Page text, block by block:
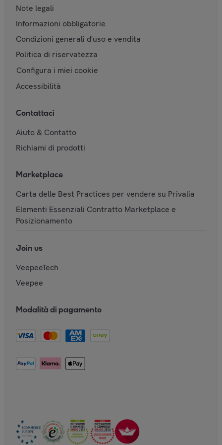
Note legali
Informazioni obbligatorie
Condizioni generali d'uso e vendita
Politica di riservatezza
Configura i miei cookie
Accessibilità
Contattaci
Aiuto & Contatto
Richiami di prodotti
Marketplace
Carta delle Best Practices per vendere su Privalia
Elementi Essenziali Contratto Marketplace e
Posizionamento
Join us
VeepeeTech
Veepee
Modalità di pagamento